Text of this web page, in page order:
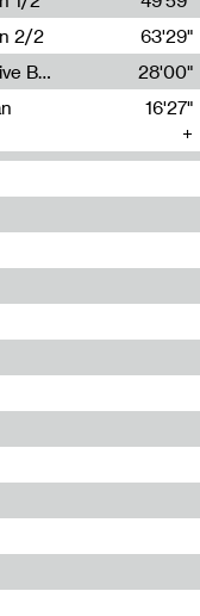
2/2
63'29"
Radia Show #1088 : Statue Of Liberty Live By Ed Baxter (Resonance)
28'00"
16'27"